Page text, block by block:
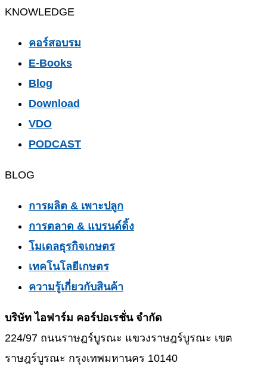
KNOWLEDGE
คอร์สอบรม
E-Books
Blog
Download
VDO
PODCAST
BLOG
การผลิต & เพาะปลูก
การตลาด & แบรนด์ดิ้ง
โมเดลธุรกิจเกษตร
เทคโนโลยีเกษตร
ความรู้เกี่ยวกับสินค้า
บริษัท ไอฟาร์ม คอร์ปอเรชั่น จำกัด
224/97 ถนนราษฎร์บูรณะ แขวงราษฎร์บูรณะ เขต
ราษฎร์บูรณะ กรุงเทพมหานคร 10140